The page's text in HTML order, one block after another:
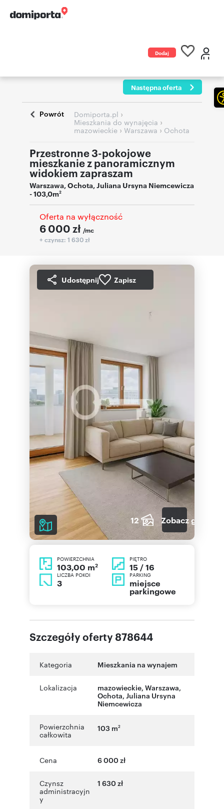
Dodaj
Następna oferta
Powrót Domiporta.pl ›
Mieszkania do wynajęcia ›
mazowieckie › Warszawa › Ochota
Przestronne 3-pokojowe
mieszkanie z panoramicznym
widokiem zapraszam
Warszawa,Ochota,Juliana Ursyna Niemcewicza
- 103,0m2
Oferta na wyłączność
6 000 zł /mc
+ czynsz: 1 630 zł
Udostępnij Zapisz
12 Zobacz galerię
POWIERZCHNIA
103,00 m2
PIĘTRO
15 / 16
LICZBA POKOI
3
PARKING
miejsce
parkingowe
Szczegóły oferty 878644
Kategoria Mieszkania na wynajem
Lokalizacja mazowieckie, Warszawa,
Ochota, Juliana Ursyna
Niemcewicza
Powierzchnia
całkowita
103 m2
Cena 6 000 zł
Czynsz
administracyjn
y
1 630 zł